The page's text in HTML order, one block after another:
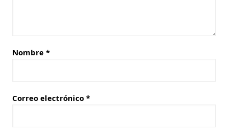
Nombre *
Correo electrónico *